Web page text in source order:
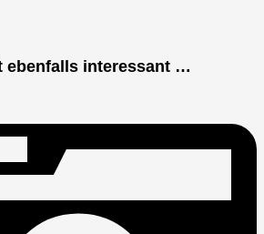
ebenfalls interessant …